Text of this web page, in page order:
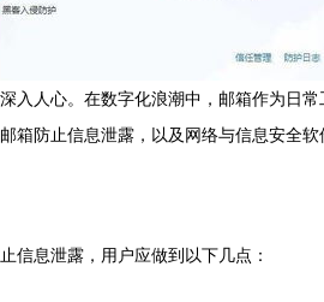
入人心。在数字化浪潮中，邮箱作为日
防止信息泄露，以及网络与信息安全软
信息泄露，用户应做到以下几点：